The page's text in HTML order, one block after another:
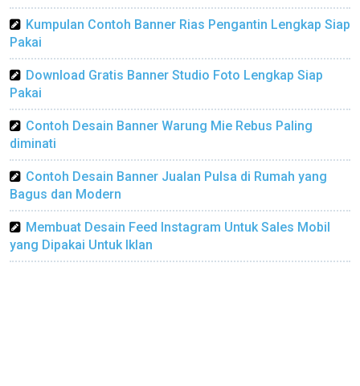
Kumpulan Contoh Banner Rias Pengantin Lengkap Siap
Pakai
Download Gratis Banner Studio Foto Lengkap Siap
Pakai
Contoh Desain Banner Warung Mie Rebus Paling
diminati
Contoh Desain Banner Jualan Pulsa di Rumah yang
Bagus dan Modern
Membuat Desain Feed Instagram Untuk Sales Mobil
yang Dipakai Untuk Iklan